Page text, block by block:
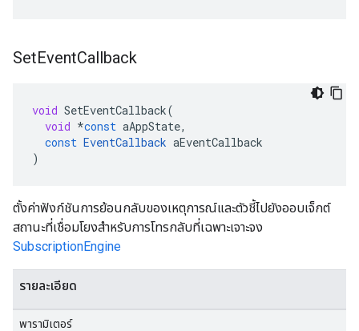
SetEventCallback
void SetEventCallback(
void *const aAppState,
const EventCallback aEventCallback
)
ตั้งค่าฟังก์ชันการย้อนกลับของเหตุการณ์และตัวชี้ไปยังออบเจ็กต์
สถานะที่เชื่อมโยงสำหรับการโทรกลับที่เฉพาะเจาะจง
SubscriptionEngine
รายละเอียด
พารามิเตอร์